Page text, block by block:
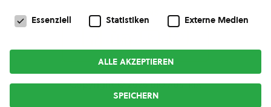
Copyright © 2026bio austria
Datenschutzeinstellungen
Essenziell Statistiken Externe Medien
ALLE AKZEPTIEREN
SPEICHERN